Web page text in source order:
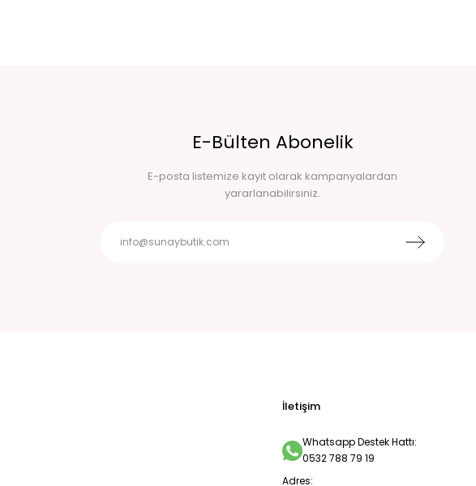
E-Bülten Abonelik
E-posta listemize kayıt olarak kampanyalardan
yararlanabilirsiniz.
İletişim
Whatsapp Destek Hattı:
0532 788 79 19
Adres: